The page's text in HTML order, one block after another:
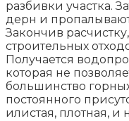
разбивки участка.
дерн и
Закончив
строительных
Получается
которая не
большинство
постоянного
илистая, плотная, и